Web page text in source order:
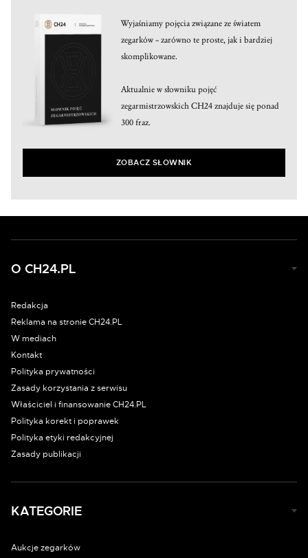
Wyjaśniamy pojęcia związane ze światem
zegarków – zarówno te proste, jak i bardziej
skomplikowane.
Aktualnie w słowniku pojęć
zegarmistrzowskich CH24 znajduje się ponad
300 fraz.
ZOBACZ SŁOWNIK
O CH24.PL
Redakcja
Reklama na stronie CH24.PL
W mediach
Kontakt
Polityka prywatności
Zasady korzystania z serwisu
Właściciel i finansowanie CH24.PL
Polityka korekt i poprawek
Polityka etyki redakcyjnej
Zasady publikacji
KATEGORIE
Aukcje zegarków